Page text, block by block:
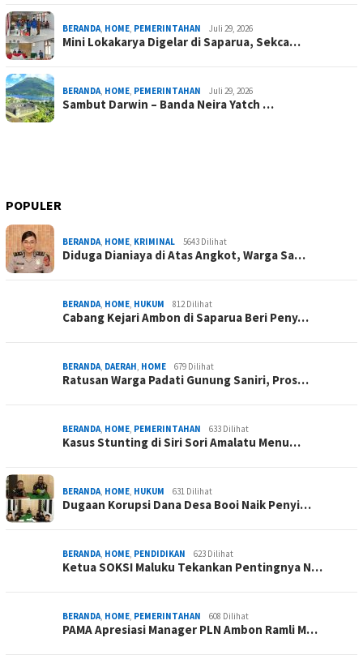
BERANDA, HOME, PEMERINTAHAN Juli 29, 2026
Mini Lokakarya Digelar di Saparua, Sekca…
BERANDA, HOME, PEMERINTAHAN Juli 29, 2026
Sambut Darwin – Banda Neira Yatch …
POPULER
BERANDA, HOME, KRIMINAL 5643 Dilihat
Diduga Dianiaya di Atas Angkot, Warga Sa…
BERANDA, HOME, HUKUM 812 Dilihat
Cabang Kejari Ambon di Saparua Beri Peny…
BERANDA, DAERAH, HOME 679 Dilihat
Ratusan Warga Padati Gunung Saniri, Pros…
BERANDA, HOME, PEMERINTAHAN 633 Dilihat
Kasus Stunting di Siri Sori Amalatu Menu…
BERANDA, HOME, HUKUM 631 Dilihat
Dugaan Korupsi Dana Desa Booi Naik Penyi…
BERANDA, HOME, PENDIDIKAN 623 Dilihat
Ketua SOKSI Maluku Tekankan Pentingnya N…
BERANDA, HOME, PEMERINTAHAN 608 Dilihat
PAMA Apresiasi Manager PLN Ambon Ramli M…